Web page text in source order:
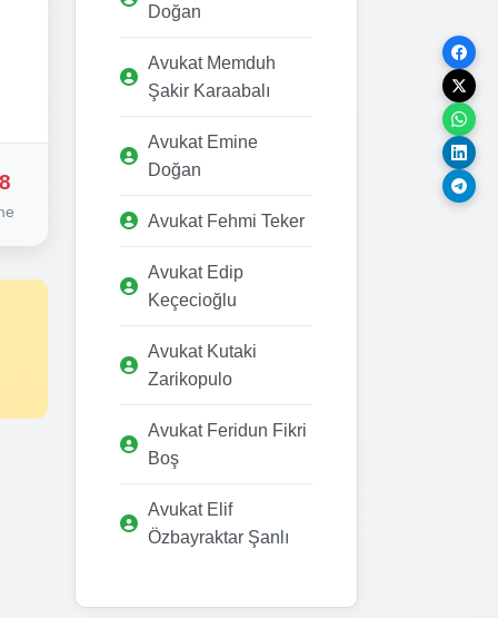
Doğan
Avukat Memduh
Şakir Karaabalı
Avukat Emine
Doğan
Avukat Fehmi Teker
Avukat Edip
Keçecioğlu
Avukat Kutaki
Zarikopulo
Avukat Feridun Fikri
Boş
Avukat Elif
Özbayraktar Şanlı